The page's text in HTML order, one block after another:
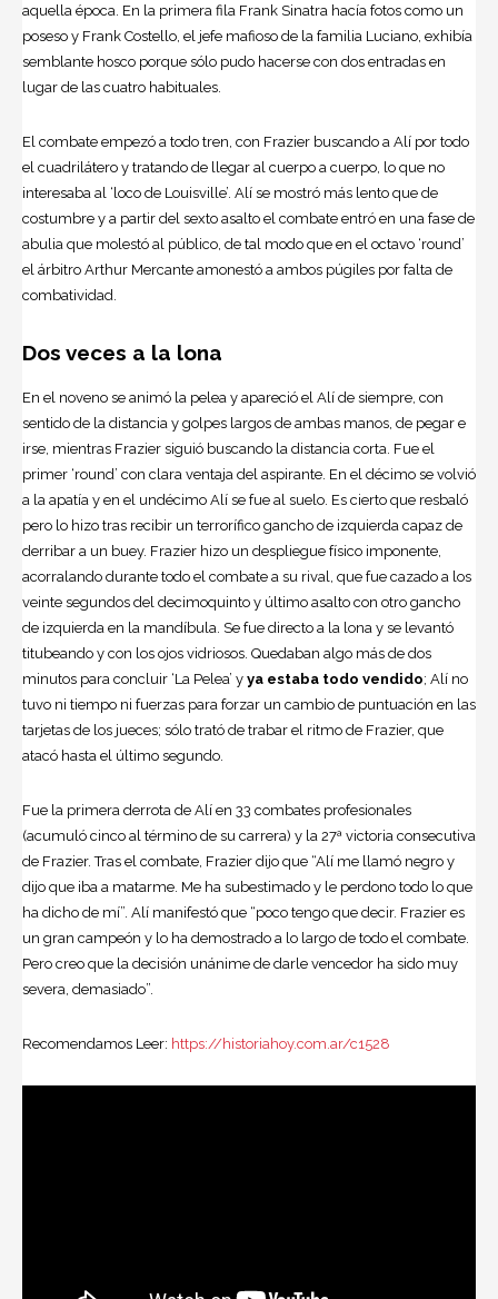
aquella época. En la primera fila Frank Sinatra hacía fotos como un
poseso y Frank Costello, el jefe mafioso de la familia Luciano, exhibía
semblante hosco porque sólo pudo hacerse con dos entradas en
lugar de las cuatro habituales.
El combate empezó a todo tren, con Frazier buscando a Alí por todo
el cuadrilátero y tratando de llegar al cuerpo a cuerpo, lo que no
interesaba al ‘loco de Louisville’. Alí se mostró más lento que de
costumbre y a partir del sexto asalto el combate entró en una fase de
abulia que molestó al público, de tal modo que en el octavo ‘round’
el árbitro Arthur Mercante amonestó a ambos púgiles por falta de
combatividad.
Dos veces a la lona
En el noveno se animó la pelea y apareció el Alí de siempre, con
sentido de la distancia y golpes largos de ambas manos, de pegar e
irse, mientras Frazier siguió buscando la distancia corta. Fue el
primer ‘round’ con clara ventaja del aspirante. En el décimo se volvió
a la apatía y en el undécimo Alí se fue al suelo. Es cierto que resbaló
pero lo hizo tras recibir un terrorífico gancho de izquierda capaz de
derribar a un buey. Frazier hizo un despliegue físico imponente,
acorralando durante todo el combate a su rival, que fue cazado a los
veinte segundos del decimoquinto y último asalto con otro gancho
de izquierda en la mandíbula. Se fue directo a la lona y se levantó
titubeando y con los ojos vidriosos. Quedaban algo más de dos
minutos para concluir ‘La Pelea’ y ya estaba todo vendido; Alí no
tuvo ni tiempo ni fuerzas para forzar un cambio de puntuación en las
tarjetas de los jueces; sólo trató de trabar el ritmo de Frazier, que
atacó hasta el último segundo.
Fue la primera derrota de Alí en 33 combates profesionales
(acumuló cinco al término de su carrera) y la 27ª victoria consecutiva
de Frazier. Tras el combate, Frazier dijo que “Alí me llamó negro y
dijo que iba a matarme. Me ha subestimado y le perdono todo lo que
ha dicho de mí”. Alí manifestó que “poco tengo que decir. Frazier es
un gran campeón y lo ha demostrado a lo largo de todo el combate.
Pero creo que la decisión unánime de darle vencedor ha sido muy
severa, demasiado”.
Recomendamos Leer: https://historiahoy.com.ar/c1528